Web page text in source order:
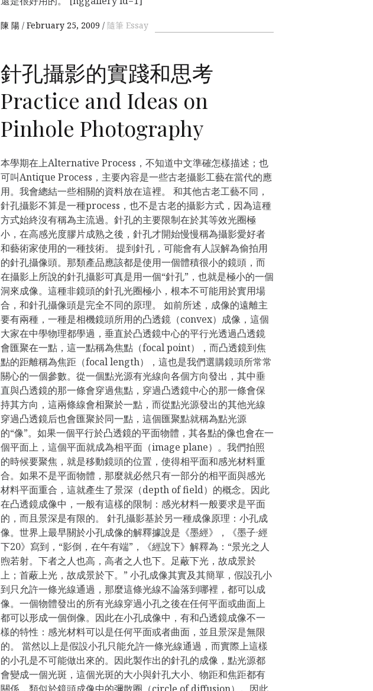
陳 陽 February 25, 2009 隨筆 Essay
針孔攝影的實踐和思考
Practice and Ideas on
Pinhole Photography
本學期在上Alternative Process，不知道中文準確怎樣描述；也
可叫Antique Process，主要內容是一些古老攝影工藝在當代的應
用。我會總結一些相關的資料放在這裡。 和其他古老工藝不同，
針孔攝影不算是一種process，也不是古老的攝影方式，因為這種
方式始終沒有稱為主流過。針孔的主要限制在於其等效光圈極
小，在高感光度膠片成熟之後，針孔才開始慢慢稱為攝影愛好者
和藝術家使用的一種技術。 提到針孔，可能會有人誤解為偷拍用
的針孔攝像頭。那類產品應該都是使用一個體積很小的鏡頭，而
在攝影上所說的針孔攝影可真是用一個“針孔”，也就是極小的一個
洞來成像。這種非鏡頭的針孔光圈極小，根本不可能用於實用場
合，和針孔攝像頭是完全不同的原理。 如前所述，成像的遠離主
要有兩種，一種是相機鏡頭所用的凸透鏡（convex）成像，這個
大家在中學物理都學過，垂直於凸透鏡中心的平行光透過凸透鏡
會匯聚在一點，這一點稱為焦點（focal point），而凸透鏡到焦
點的距離稱為焦距（focal length），這也是我們選購鏡頭所常常
關心的一個參數。從一個點光源有光線向各個方向發出，其中垂
直與凸透鏡的那一條會穿過焦點，穿過凸透鏡中心的那一條會保
持其方向，這兩條線會相聚於一點，而從點光源發出的其他光線
穿過凸透鏡后也會匯聚於同一點，這個匯聚點就稱為點光源
的“像”。如果一個平行於凸透鏡的平面物體，其各點的像也會在一
個平面上，這個平面就成為相平面（image plane）。我們拍照
的時候要聚焦，就是移動鏡頭的位置，使得相平面和感光材料重
合。如果不是平面物體，那麼就必然只有一部分的相平面與感光
材料平面重合，這就產生了景深（depth of field）的概念。因此
在凸透鏡成像中，一般有這樣的限制：感光材料一般要求是平面
的，而且景深是有限的。 針孔攝影基於另一種成像原理：小孔成
像。世界上最早關於小孔成像的解釋據說是《墨經》，《墨子·經
下20》寫到，“影倒，在午有端”，《經說下》解釋為：“景光之人
煦若射。下者之人也高，高者之人也下。足蔽下光，故成景於
上；首蔽上光，故成景於下。” 小孔成像其實及其簡單，假設孔小
到只允許一條光線通過，那麼這條光線不論落到哪裡，都可以成
像。一個物體發出的所有光線穿過小孔之後在任何平面或曲面上
都可以形成一個倒像。因此在小孔成像中，有和凸透鏡成像不一
樣的特性：感光材料可以是任何平面或者曲面，並且景深是無限
的。 當然以上是假設小孔只能允許一條光線通過，而實際上這樣
的小孔是不可能做出來的。因此製作出的針孔的成像，點光源都
會變成一個光斑，這個光斑的大小與針孔大小、物距和焦距都有